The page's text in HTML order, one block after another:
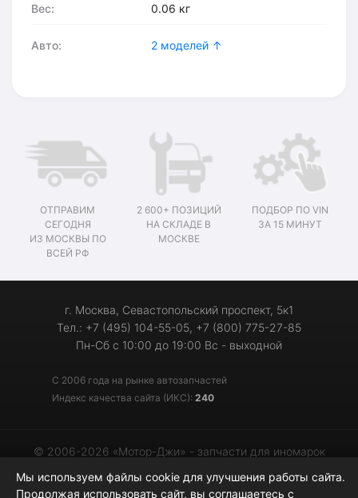
Вес: 0.06 кг
Авто: 2 моделей ↑
ОТПРАВИМ
СЕГОДНЯ
ИЗ МОСКВЫ ПО
ВСЕЙ РФ
2 600+ ПОЗИЦИЙ
НА СКЛАДЕ В
МОСКВЕ
ПОДБОР ПО VIN
ЗА 15 МИНУТ
г. Москва, Севастопольский проспект, 5к1
Тел.: +7 (495) 104-55-05, +7 (800) 775-27-85
Пн-Сб с 10:00 до 19:00 Вс - выходной
С 2006 года на рынке автозапчастей
Индекс качества сайта (ИКС): 240
© 2006-2026 «Мотор-Джи» - запчасти для иномарок
Мы используем файлы cookie для улучшения работы сайта.
Продолжая использовать сайт, вы соглашаетесь с